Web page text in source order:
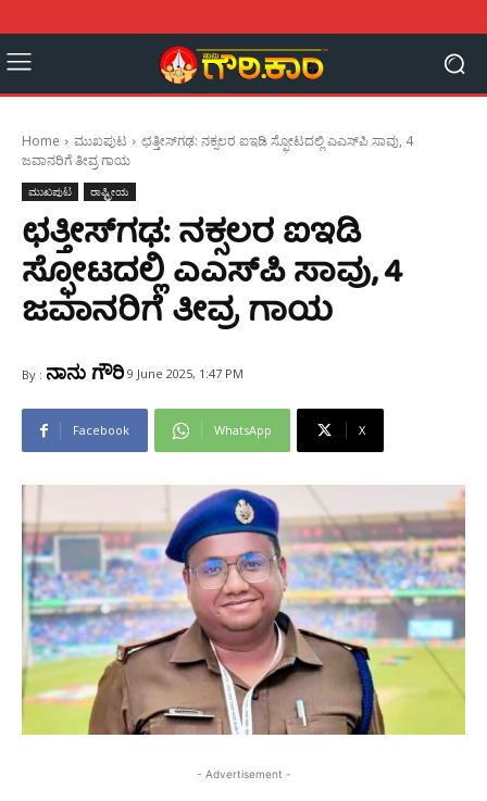
Home ಮುಖಪುಟ
ಛತ್ತೀಸ್‌ಗಢ: ನಕ್ಸಲರ ಐಇಡಿ ಸ್ಫೋಟದಲ್ಲಿ ಎಎಸ್‌ಪಿ ಸಾವು, 4
ಜವಾನರಿಗೆ ತೀವ್ರ ಗಾಯ
ಮುಖಪುಟ ರಾಷ್ಟ್ರೀಯ
ಛತ್ತೀಸ್‌ಗಢ: ನಕ್ಸಲರ ಐಇಡಿ
ಸ್ಫೋಟದಲ್ಲಿ ಎಎಸ್‌ಪಿ ಸಾವು, 4
ಜವಾನರಿಗೆ ತೀವ್ರ ಗಾಯ
By : ನಾನು ಗೌರಿ 9 June 2025, 1:47 PM
Facebook WhatsApp X
- Advertisement -